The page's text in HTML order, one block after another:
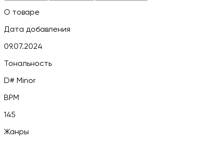
О товаре
Дата добавления
09.07.2024
Тональность
D# Minor
BPM
145
Жанры